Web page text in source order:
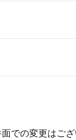
での変更はご